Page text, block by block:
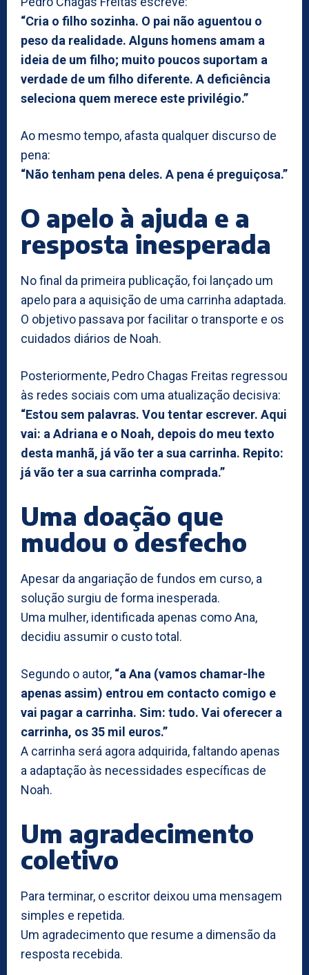
“Cria o filho sozinha. O pai não aguentou o
peso da realidade. Alguns homens amam a
ideia de um filho; muito poucos suportam a
verdade de um filho diferente. A deficiência
seleciona quem merece este privilégio.”
Ao mesmo tempo, afasta qualquer discurso de
pena:
“Não tenham pena deles. A pena é preguiçosa.”
O apelo à ajuda e a
resposta inesperada
No final da primeira publicação, foi lançado um
apelo para a aquisição de uma carrinha adaptada.
O objetivo passava por facilitar o transporte e os
cuidados diários de Noah.
Posteriormente, Pedro Chagas Freitas regressou
às redes sociais com uma atualização decisiva:
“Estou sem palavras. Vou tentar escrever. Aqui
vai: a Adriana e o Noah, depois do meu texto
desta manhã, já vão ter a sua carrinha. Repito:
já vão ter a sua carrinha comprada.”
Uma doação que
mudou o desfecho
Apesar da angariação de fundos em curso, a
solução surgiu de forma inesperada.
Uma mulher, identificada apenas como Ana,
decidiu assumir o custo total.
Segundo o autor, “a Ana (vamos chamar-lhe
apenas assim) entrou em contacto comigo e
vai pagar a carrinha. Sim: tudo. Vai oferecer a
carrinha, os 35 mil euros.”
A carrinha será agora adquirida, faltando apenas
a adaptação às necessidades específicas de
Noah.
Um agradecimento
coletivo
Para terminar, o escritor deixou uma mensagem
simples e repetida.
Um agradecimento que resume a dimensão da
resposta recebida.